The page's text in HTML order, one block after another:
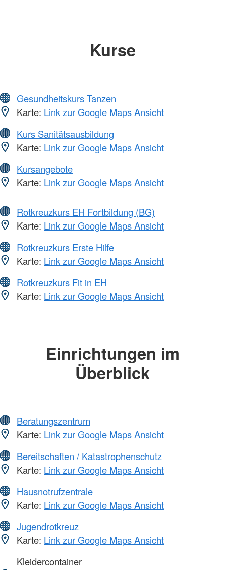
Kurse
Gesundheitskurs Tanzen
Karte: Link zur Google Maps Ansicht
Kurs Sanitätsausbildung
Karte: Link zur Google Maps Ansicht
Kursangebote
Karte: Link zur Google Maps Ansicht
Rotkreuzkurs EH Fortbildung (BG)
Karte: Link zur Google Maps Ansicht
Rotkreuzkurs Erste Hilfe
Karte: Link zur Google Maps Ansicht
Rotkreuzkurs Fit in EH
Karte: Link zur Google Maps Ansicht
Einrichtungen im
Überblick
Beratungszentrum
Karte: Link zur Google Maps Ansicht
Bereitschaften / Katastrophenschutz
Karte: Link zur Google Maps Ansicht
Hausnotrufzentrale
Karte: Link zur Google Maps Ansicht
Jugendrotkreuz
Karte: Link zur Google Maps Ansicht
Kleidercontainer